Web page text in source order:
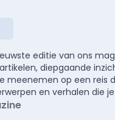
editie van ons
diepgaande
meenemen op een reis
en verhalen die